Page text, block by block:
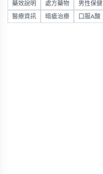
藥效說明 處方藥物 男性保健
醫療資訊 暗瘡治療 口服A酸